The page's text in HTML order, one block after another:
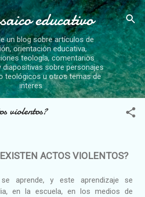
contenido principal
educativo
un blog sobre artículos de
orientación educativa,
teología, comentarios
diapositivas sobre personajes
teológicos u otros temas de
interes
violentos?
ACTOS VIOLENTOS?
aprende, y este aprendizaje se
en la escuela, en los medios de